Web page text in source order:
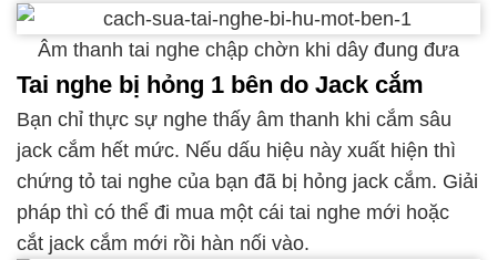
Âm thanh tai nghe chập chờn khi dây đung đưa
Tai nghe bị hỏng 1 bên do Jack cắm
Bạn chỉ thực sự nghe thấy âm thanh khi cắm sâu
jack cắm hết mức. Nếu dấu hiệu này xuất hiện thì
chứng tỏ tai nghe của bạn đã bị hỏng jack cắm. Giải
pháp thì có thể đi mua một cái tai nghe mới hoặc
cắt jack cắm mới rồi hàn nối vào.